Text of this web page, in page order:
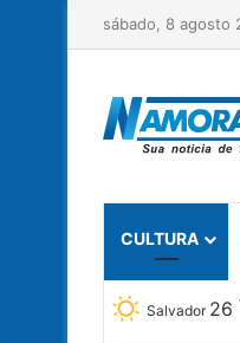
sábado, 8 agosto
CULTURA
Salvador 26